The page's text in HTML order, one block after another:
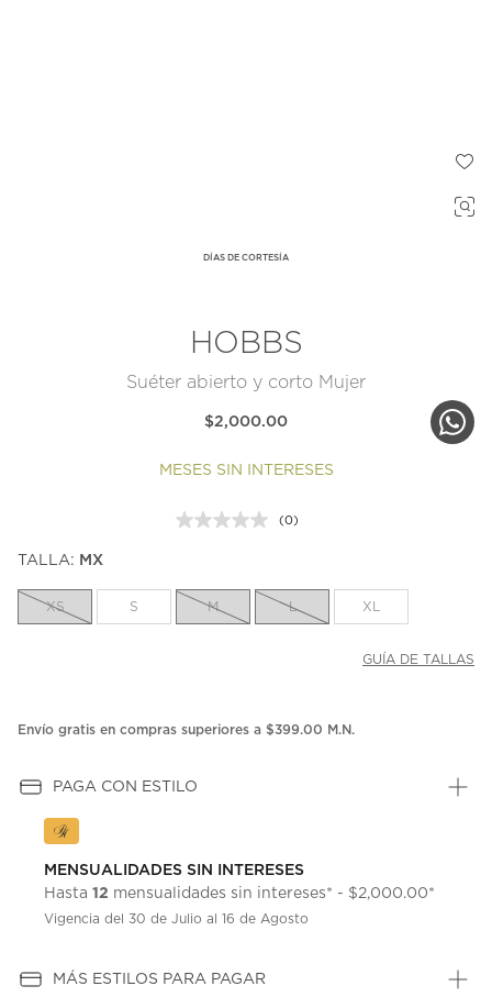
DÍAS DE CORTESÍA
HOBBS
Suéter abierto y corto Mujer
$2,000.00
MESES SIN INTERESES
Sin
la
misma
(0)
TALLA: MX
XS S M L XL
GUÍA DE TALLAS
Envío gratis en compras superiores a $399.00 M.N.
PAGA CON ESTILO
MENSUALIDADES SIN INTERESES
Hasta 12 mensualidades sin intereses* - $2,000.00*
Vigencia del 30 de Julio al 16 de Agosto
MÁS ESTILOS PARA PAGAR